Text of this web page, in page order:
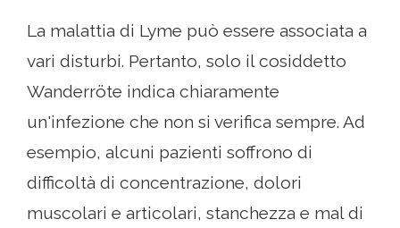
La malattia di Lyme può essere associata a
vari disturbi. Pertanto, solo il cosiddetto
Wanderröte indica chiaramente
un'infezione che non si verifica sempre. Ad
esempio, alcuni pazienti soffrono di
difficoltà di concentrazione, dolori
muscolari e articolari, stanchezza e mal di